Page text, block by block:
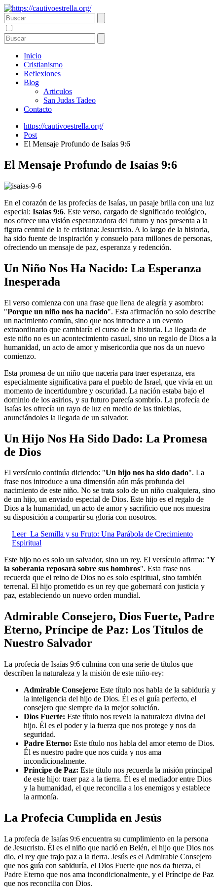
Inicio
Cristianismo
Reflexiones
Blog
Articulos
San Judas Tadeo
Contacto
https://cautivoestrella.org/
Post
El Mensaje Profundo de Isaías 9:6
El Mensaje Profundo de Isaías 9:6
En el corazón de las profecías de Isaías, un pasaje brilla con una luz
especial: Isaías 9:6. Este verso, cargado de significado teológico,
nos ofrece una visión esperanzadora del futuro y nos presenta a la
figura central de la fe cristiana: Jesucristo. A lo largo de la historia,
ha sido fuente de inspiración y consuelo para millones de personas,
ofreciendo un mensaje de paz, esperanza y redención.
Un Niño Nos Ha Nacido: La Esperanza
Inesperada
El verso comienza con una frase que llena de alegría y asombro:
"Porque un niño nos ha nacido". Esta afirmación no solo describe
un nacimiento común, sino que nos introduce a un evento
extraordinario que cambiaría el curso de la historia. La llegada de
este niño no es un acontecimiento casual, sino un regalo de Dios a la
humanidad, un acto de amor y misericordia que nos da un nuevo
comienzo.
Esta promesa de un niño que nacería para traer esperanza, era
especialmente significativa para el pueblo de Israel, que vivía en un
momento de incertidumbre y oscuridad. La nación estaba bajo el
dominio de los asirios, y su futuro parecía sombrío. La profecía de
Isaías les ofrecía un rayo de luz en medio de las tinieblas,
anunciándoles la llegada de un salvador.
Un Hijo Nos Ha Sido Dado: La Promesa
de Dios
El versículo continúa diciendo: "Un hijo nos ha sido dado". La
frase nos introduce a una dimensión aún más profunda del
nacimiento de este niño. No se trata solo de un niño cualquiera, sino
de un hijo, un enviado especial de Dios. Este hijo es el regalo de
Dios a la humanidad, un acto de amor y sacrificio que nos muestra
su disposición a compartir su gloria con nosotros.
Leer La Semilla y su Fruto: Una Parábola de Crecimiento
Espiritual
Este hijo no es solo un salvador, sino un rey. El versículo afirma: "Y
la soberanía reposará sobre sus hombros". Esta frase nos
recuerda que el reino de Dios no es solo espiritual, sino también
terrenal. El hijo prometido es un rey que gobernará con justicia y
paz, estableciendo un nuevo orden mundial.
Admirable Consejero, Dios Fuerte, Padre
Eterno, Príncipe de Paz: Los Títulos de
Nuestro Salvador
La profecía de Isaías 9:6 culmina con una serie de títulos que
describen la naturaleza y la misión de este niño-rey:
Admirable Consejero: Este título nos habla de la sabiduría y
la inteligencia del hijo de Dios. Él es el guía perfecto, el
consejero que siempre da la mejor solución.
Dios Fuerte: Este título nos revela la naturaleza divina del
hijo. Él es el poder y la fuerza que nos protege y nos da
seguridad.
Padre Eterno: Este título nos habla del amor eterno de Dios.
Él es nuestro padre que nos cuida y nos ama
incondicionalmente.
Príncipe de Paz: Este título nos recuerda la misión principal
de este hijo: traer paz a la tierra. Él es el mediador entre Dios
y la humanidad, el que reconcilia a los enemigos y establece
la armonía.
La Profecía Cumplida en Jesús
La profecía de Isaías 9:6 encuentra su cumplimiento en la persona
de Jesucristo. Él es el niño que nació en Belén, el hijo que Dios nos
dio, el rey que trajo paz a la tierra. Jesús es el Admirable Consejero
que nos guía con sabiduría, el Dios Fuerte que nos da fuerza, el
Padre Eterno que nos ama incondicionalmente, y el Príncipe de Paz
que nos reconcilia con Dios.